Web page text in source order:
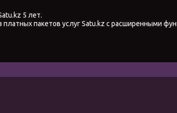
5 лет.
платных пакетов услуг Satu.kz с расширенными